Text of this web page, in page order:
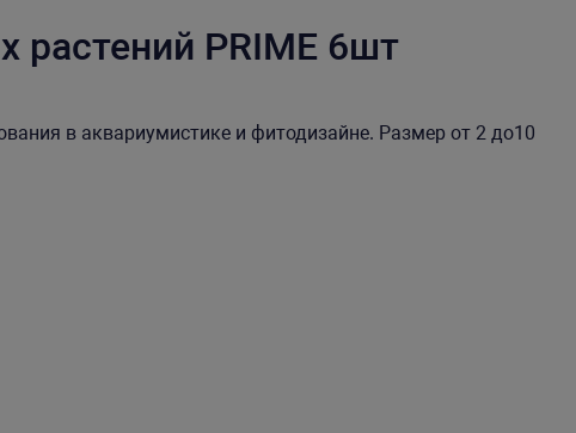
растений PRIME 6шт
в аквариумистике и фитодизайне. Размер от 2 до10